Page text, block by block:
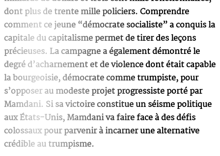
dont plus de trente mille policiers. Comprendre
comment ce jeune “démocrate socialiste” a conquis la
capitale du capitalisme permet de tirer des leçons
précieuses. La campagne a également démontré le
degré d’acharnement et de violence dont était capable
la bourgeoisie, démocrate comme trumpiste, pour
s’opposer au modeste projet progressiste porté par
Mamdani. Si sa victoire constitue un séisme politique
aux États-Unis, Mamdani va faire face à des défis
colossaux pour parvenir à incarner une alternative
crédible au trumpisme.